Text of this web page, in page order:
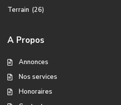
Terrain (26)
A Propos
Annonces
Nos services
Honoraires